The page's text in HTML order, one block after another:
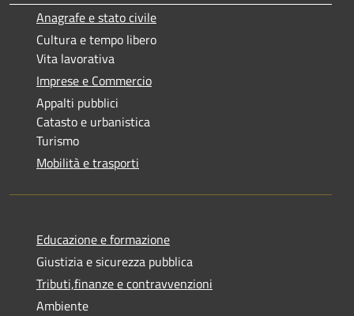
Anagrafe e stato civile
Cultura e tempo libero
Vita lavorativa
Imprese e Commercio
Appalti pubblici
Catasto e urbanistica
Turismo
Mobilità e trasporti
Educazione e formazione
Giustizia e sicurezza pubblica
Tributi,finanze e contravvenzioni
Ambiente